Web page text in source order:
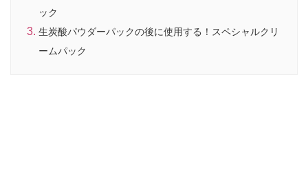
ック
生炭酸パウダーパックの後に使用する！スペシャルクリ
ームパック